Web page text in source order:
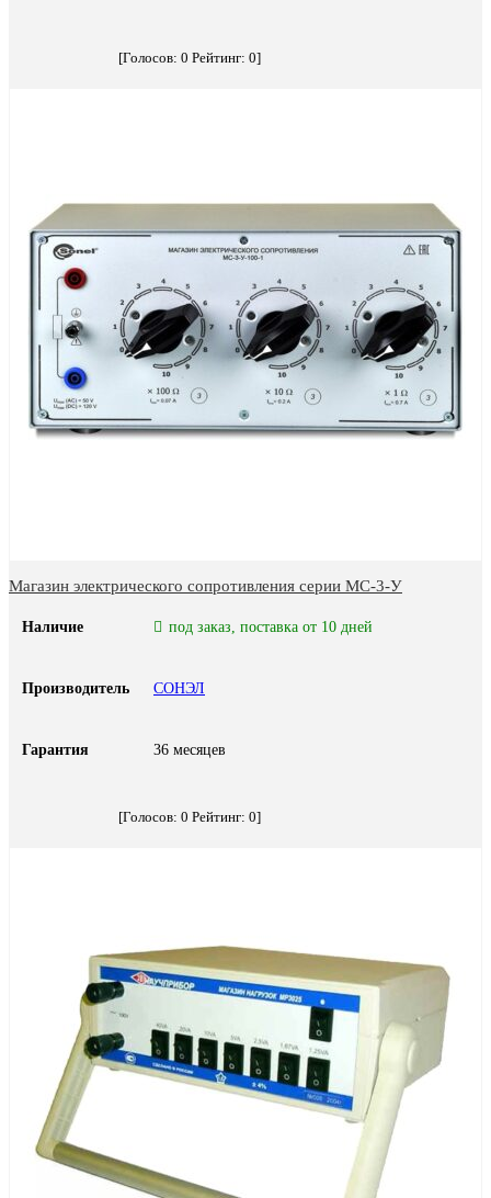
[Голосов: 0 Рейтинг: 0]
Магазин электрического сопротивления серии МС-3-У
Наличие под заказ, поставка от 10 дней
Производитель СОНЭЛ
Гарантия 36 месяцев
[Голосов: 0 Рейтинг: 0]